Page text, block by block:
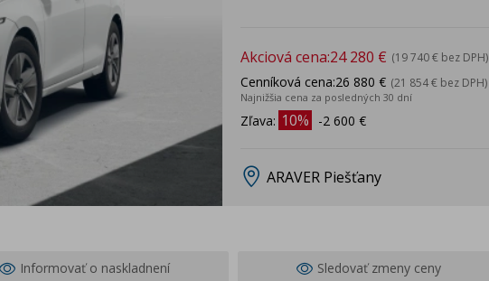
Akciová cena:24 280 € (19 740 € bez DPH)
Cenníková cena:26 880 € (21 854 € bez DPH)
Najnižšia cena za posledných 30 dní
Zľava: 10% -2 600 €
ARAVER Piešťany
Informovať o naskladnení Sledovať zmeny ceny